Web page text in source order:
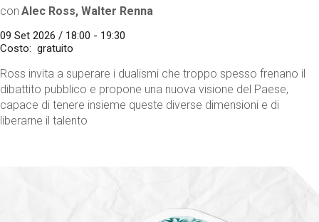
con Alec Ross, Walter Renna
09 Set 2026 / 18:00 - 19:30
Costo
gratuito
Ross invita a superare i dualismi che troppo spesso frenano il
dibattito pubblico e propone una nuova visione del Paese,
capace di tenere insieme queste diverse dimensioni e di
liberarne il talento